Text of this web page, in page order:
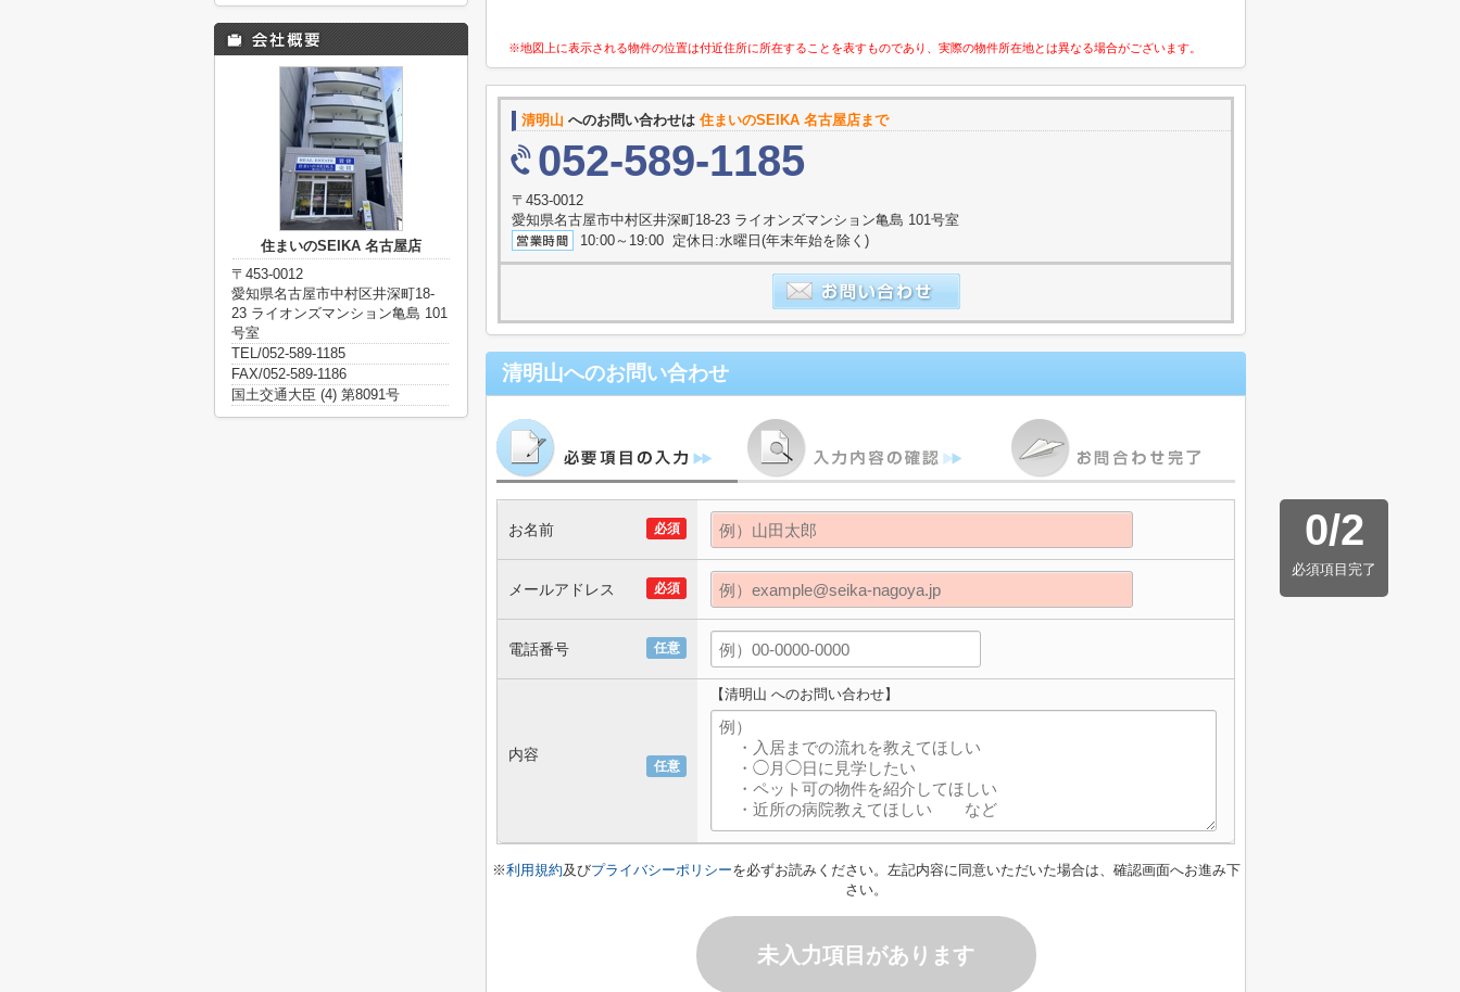
※地図上に表示される物件の位置は付近住所に所在することを表すものであり、実際の物件所在地とは異なる場合がございます。
清明山 へのお問い合わせは 住まいのSEIKA 名古屋店まで
052-589-1185
〒453-0012
愛知県名古屋市中村区井深町18-23 ライオンズマンション亀島 101号室
10:00～19:00 定休日:水曜日(年末年始を除く)
清明山へのお問い合わせ
0/2
必須項目完了
必須
お名前
必須
メールアドレス
任意
電話番号
任意
内容
【清明山 へのお問い合わせ】
※利用規約及びプライバシーポリシーを必ずお読みください。左記内容に同意いただいた場合は、確認画面へお進み下
さい。
未入力項目があります
住まいのSEIKA 名古屋店
〒453-0012
愛知県名古屋市中村区井深町18-
23 ライオンズマンション亀島 101
号室
TEL/052-589-1185
FAX/052-589-1186
国土交通大臣 (4) 第8091号